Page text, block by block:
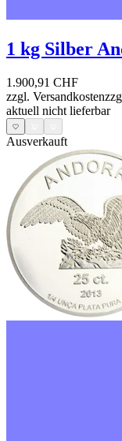
1 kg Silber
1.900,91 CHF
zzgl. Versandkosten
aktuell nicht lieferbar
Ausverkauft